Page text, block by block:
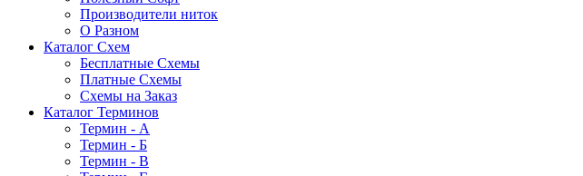
Производители ниток
О Разном
Каталог Схем
Бесплатные Схемы
Платные Схемы
Схемы на Заказ
Каталог Терминов
Термин - А
Термин - Б
Термин - В